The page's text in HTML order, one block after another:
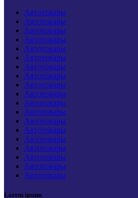
Автотовары
Автотовары
Автотовары
Автотовары
Автотовары
Автотовары
Автотовары
Автотовары
Автотовары
Автотовары
Автотовары
Автотовары
Автотовары
Автотовары
Автотовары
Автотовары
Автотовары
Автотовары
Автотовары
Lorem ipsum